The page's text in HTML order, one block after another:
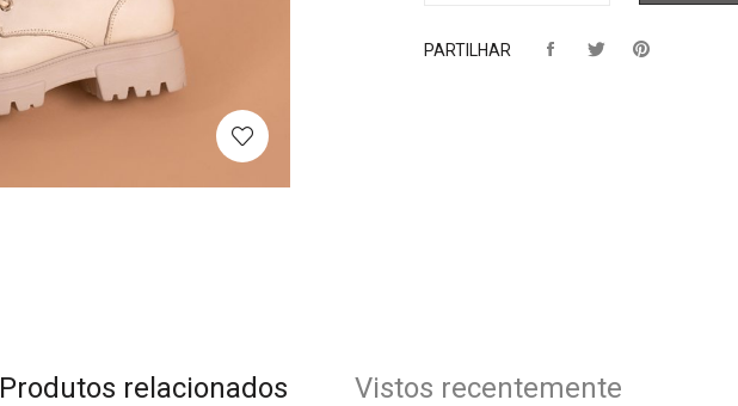
PARTILHAR
Produtos relacionados Vistos recentemente